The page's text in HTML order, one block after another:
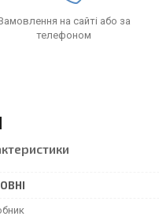
на сайті або за
телефоном